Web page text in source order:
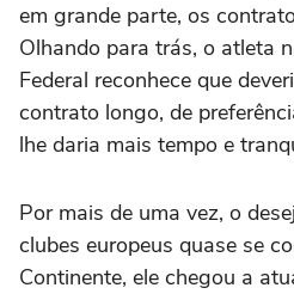
em grande parte, os
Olhando para trás, o atleta
Federal reconhece que
contrato longo, de
lhe daria mais tempo e
Por mais de uma vez, o
clubes europeus quase se
Continente, ele chegou a